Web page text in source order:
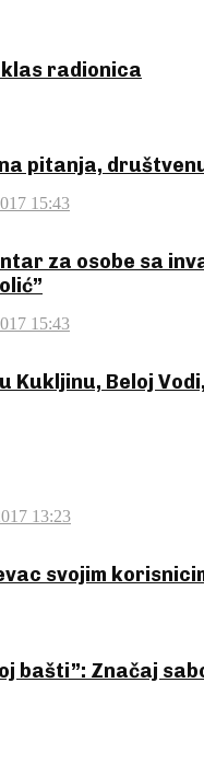
radionica
pitanja,
15:43
za osobe sa
15:43
Kukljinu, Beloj
13:23
svojim
bašti”: Značaj